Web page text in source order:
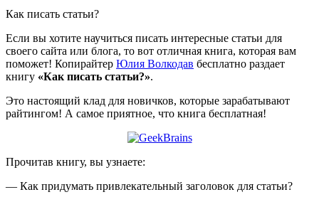
Как писать статьи?
Если вы хотите научиться писать интересные статьи для
своего сайта или блога, то вот отличная книга, которая вам
поможет! Копирайтер Юлия Волкодав бесплатно раздает
книгу «Как писать статьи?».
Это настоящий клад для новичков, которые зарабатывают
райтингом! А самое приятное, что книга бесплатная!
Прочитав книгу, вы узнаете:
— Как придумать привлекательный заголовок для статьи?